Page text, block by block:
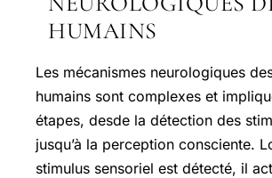
HUMAINS
Les mécanismes neurologiques
humains sont complexes et
étapes, desde la détection des
jusqu’à la perception consciente.
stimulus sensoriel est détecté, il